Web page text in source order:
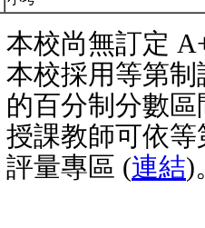
本校尚無訂定
本校採用等第
的百分制分數
授課教師可依
評量專區 (連結)